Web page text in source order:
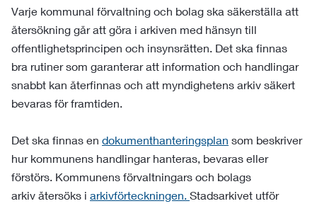
Varje kommunal förvaltning och bolag ska säkerställa att
återsökning går att göra i arkiven med hänsyn till
offentlighetsprincipen och insynsrätten. Det ska finnas
bra rutiner som garanterar att information och handlingar
snabbt kan återfinnas och att myndighetens arkiv säkert
bevaras för framtiden.
Det ska finnas en dokumenthanteringsplan som beskriver
hur kommunens handlingar hanteras, bevaras eller
förstörs. Kommunens förvaltningars och bolags
arkiv återsöks i arkivförteckningen. Stadsarkivet utför